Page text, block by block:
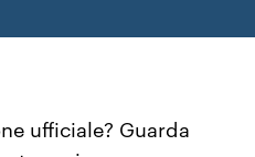
ufficiale? Guarda